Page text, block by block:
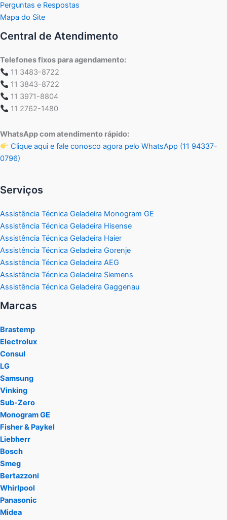
Perguntas e Respostas
Mapa do Site
Central de Atendimento
Telefones fixos para agendamento:
11 3483-8722
11 3843-8722
11 3971-8804
11 2762-1480
WhatsApp com atendimento rápido:
Clique aqui e fale conosco agora pelo WhatsApp (11 94337-
0796)
Serviços
Assistência Técnica Geladeira Monogram GE
Assistência Técnica Geladeira Hisense
Assistência Técnica Geladeira Haier
Assistência Técnica Geladeira Gorenje
Assistência Técnica Geladeira AEG
Assistência Técnica Geladeira Siemens
Assistência Técnica Geladeira Gaggenau
Marcas
Brastemp
Electrolux
Consul
LG
Samsung
Vinking
Sub-Zero
Monogram GE
Fisher & Paykel
Liebherr
Bosch
Smeg
Bertazzoni
Whirlpool
Panasonic
Midea